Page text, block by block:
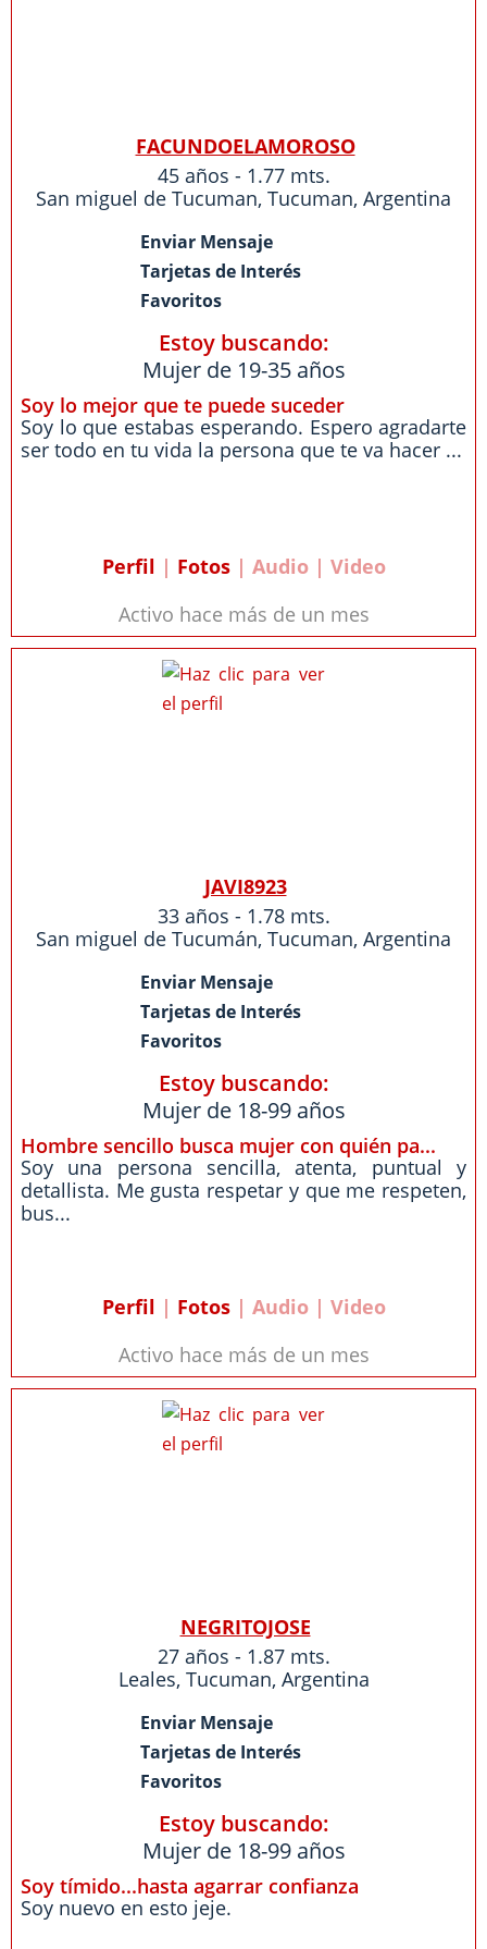
FACUNDOELAMOROSO
45 años - 1.77 mts.
San miguel de Tucuman, Tucuman, Argentina
Enviar Mensaje
Tarjetas de Interés
Favoritos
Estoy buscando:
Mujer de 19-35 años
Soy lo mejor que te puede suceder
Soy lo que estabas esperando. Espero agradarte
ser todo en tu vida la persona que te va hacer ...
Perfil | Fotos| Audio | Video
Activo hace más de un mes
JAVI8923
33 años - 1.78 mts.
San miguel de Tucumán, Tucuman, Argentina
Enviar Mensaje
Tarjetas de Interés
Favoritos
Estoy buscando:
Mujer de 18-99 años
Hombre sencillo busca mujer con quién pa...
Soy una persona sencilla, atenta, puntual y
detallista. Me gusta respetar y que me respeten,
bus...
Perfil | Fotos| Audio | Video
Activo hace más de un mes
NEGRITOJOSE
27 años - 1.87 mts.
Leales, Tucuman, Argentina
Enviar Mensaje
Tarjetas de Interés
Favoritos
Estoy buscando:
Mujer de 18-99 años
Soy tímido...hasta agarrar confianza
Soy nuevo en esto jeje.